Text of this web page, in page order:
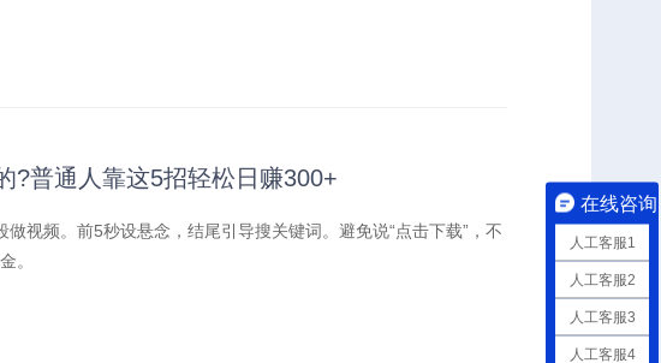
?普通人靠这5招轻松日赚300+
视频。前5秒设悬念，结尾引导搜关键词。避免说“点击下载”，不
。
在线咨询
人工客服1
人工客服2
人工客服3
人工客服4